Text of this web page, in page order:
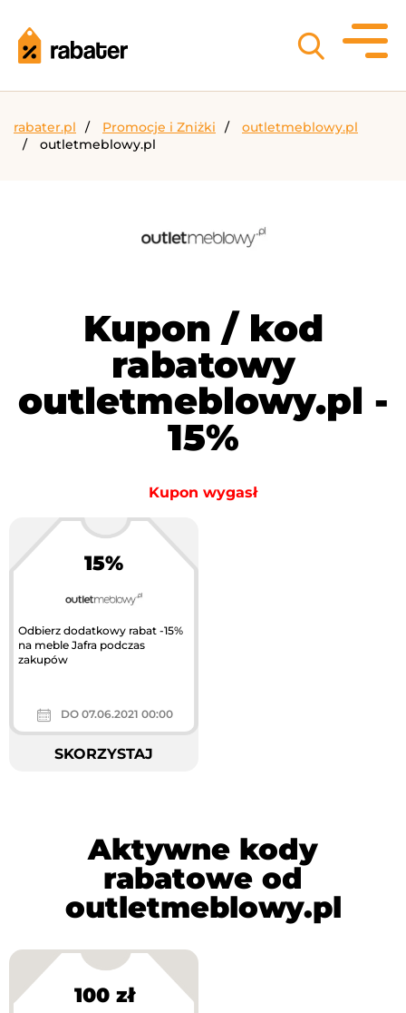
rabater.pl Promocje i Zniżki
outletmeblowy.pl
outletmeblowy.pl
Kupon / kod
rabatowy
outletmeblowy.pl -
15%
Kupon wygasł
15%
Odbierz dodatkowy rabat -15%
na meble Jafra podczas
zakupów
DO 07.06.2021 00:00
SKORZYSTAJ
Aktywne kody
rabatowe od
outletmeblowy.pl
100 zł